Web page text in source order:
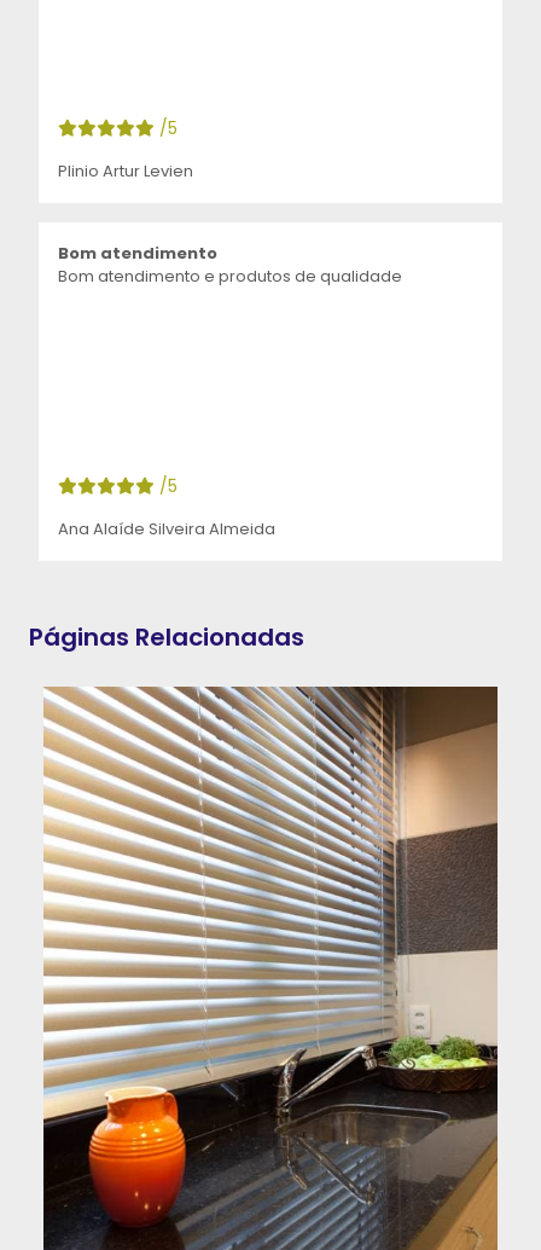
/5
Plinio Artur Levien
Bom atendimento
Bom atendimento e produtos de qualidade
/5
Ana Alaíde Silveira Almeida
Páginas Relacionadas